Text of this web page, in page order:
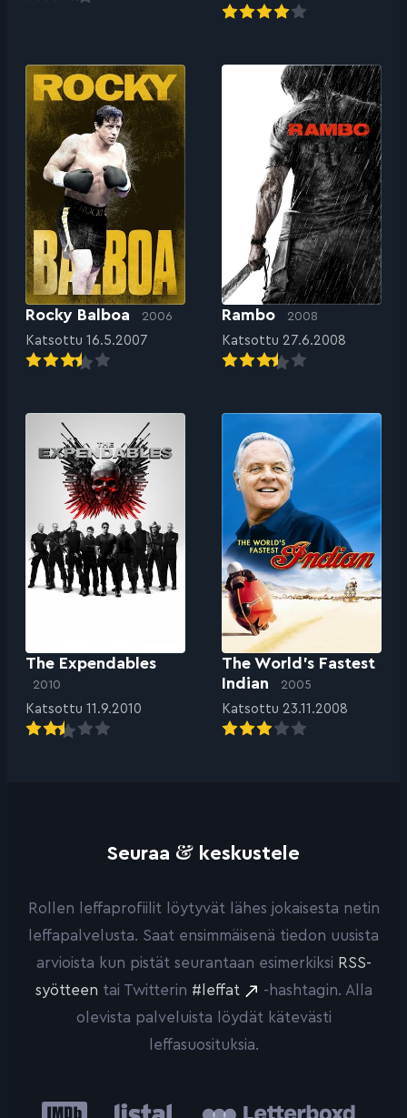
Rocky Balboa 2006
Katsottu 16.5.2007
Rambo 2008
Katsottu 27.6.2008
The Expendables
2010
Katsottu 11.9.2010
The World’s Fastest
Indian
2005
Katsottu 23.11.2008
Seuraa & keskustele
Rollen leffaprofiilit löytyvät lähes jokaisesta netin
leffapalvelusta. Saat ensimmäisenä tiedon uusista
arvioista kun pistät seurantaan esimerkiksi RSS-
syötteen tai Twitterin #leffat
-hashtagin. Alla
olevista palveluista löydät kätevästi
leffasuosituksia.